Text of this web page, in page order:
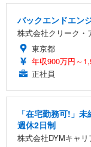
バックエンドエン
株式会社クリーク・
東京都
年収900万円～
正社員
「在宅勤務可!」
週休2日制
株式会社DYMキャリ